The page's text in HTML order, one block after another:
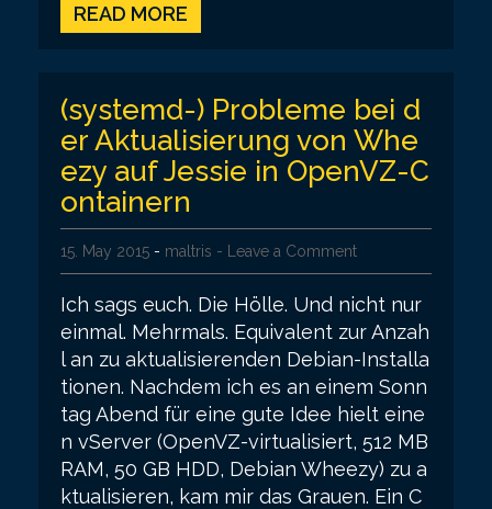
READ MORE
(systemd-) Probleme bei d
er Aktualisierung von Whe
ezy auf Jessie in OpenVZ-C
ontainern
15. May 2015 - maltris - Leave a Comment
Ich sags euch. Die Hölle. Und nicht nur
einmal. Mehrmals. Equivalent zur Anzah
l an zu aktualisierenden Debian-Installa
tionen. Nachdem ich es an einem Sonn
tag Abend für eine gute Idee hielt eine
n vServer (OpenVZ-virtualisiert, 512 MB
RAM, 50 GB HDD, Debian Wheezy) zu a
ktualisieren, kam mir das Grauen. Ein C